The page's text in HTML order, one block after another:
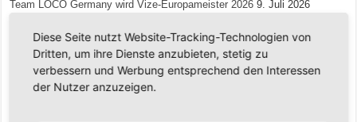
Team LOCO Germany wird Vize-Europameister 2026 9. Juli 2026
unterwegs 18. Juni 2026
Saison 2026/2027 Trainingszeiten Jugend 15. Mai 2026
Regionalliga-Meister SV Haspe 70
Diese Seite nutzt Website-Tracking-Technologien von
Dritten, um ihre Dienste anzubieten, stetig zu
verbessern und Werbung entsprechend den Interessen
der Nutzer anzuzeigen.